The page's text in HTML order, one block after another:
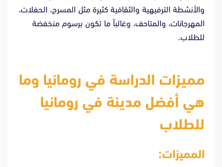
والأنشطة الترفيهية والثقافية كثيرة مثل المسرح، الحفلات،
المهرجانات، والمتاحف، وغالباً ما تكون برسوم منخفضة
للطلاب.
مميزات الدراسة في رومانيا وما
هي أفضل مدينة في رومانيا
للطلاب
المميزات: